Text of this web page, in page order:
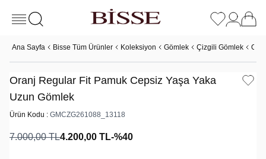
Ana Sayfa Bisse Tüm Ürünler Koleksiyon Gömlek Çizgili Gömlek
Oranj Regular Fit Pamuk Cepsiz Yaşa Yaka
Uzun Gömlek
Ürün Kodu : GMCZG261088_13118
7.000,00TL4.200,00 TL-%40